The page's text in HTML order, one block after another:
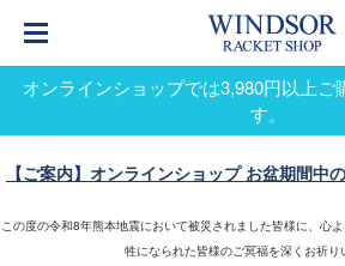
オンラインショップでは3,980円以上ご
す。
【ご案内】オンラインショップ お盆期間中
この度の令和8年熊本地震において被災されました皆様に、心
牲になられた皆様のご冥福を深くお祈り